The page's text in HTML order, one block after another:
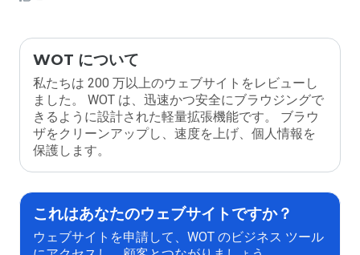
WOT について
私たちは 200 万以上のウェブサイトをレビューし
ました。 WOT は、迅速かつ安全にブラウジングで
きるように設計された軽量拡張機能です。 ブラウ
ザをクリーンアップし、速度を上げ、個人情報を
保護します。
これはあなたのウェブサイトですか？
ウェブサイトを申請して、WOT のビジネス ツール